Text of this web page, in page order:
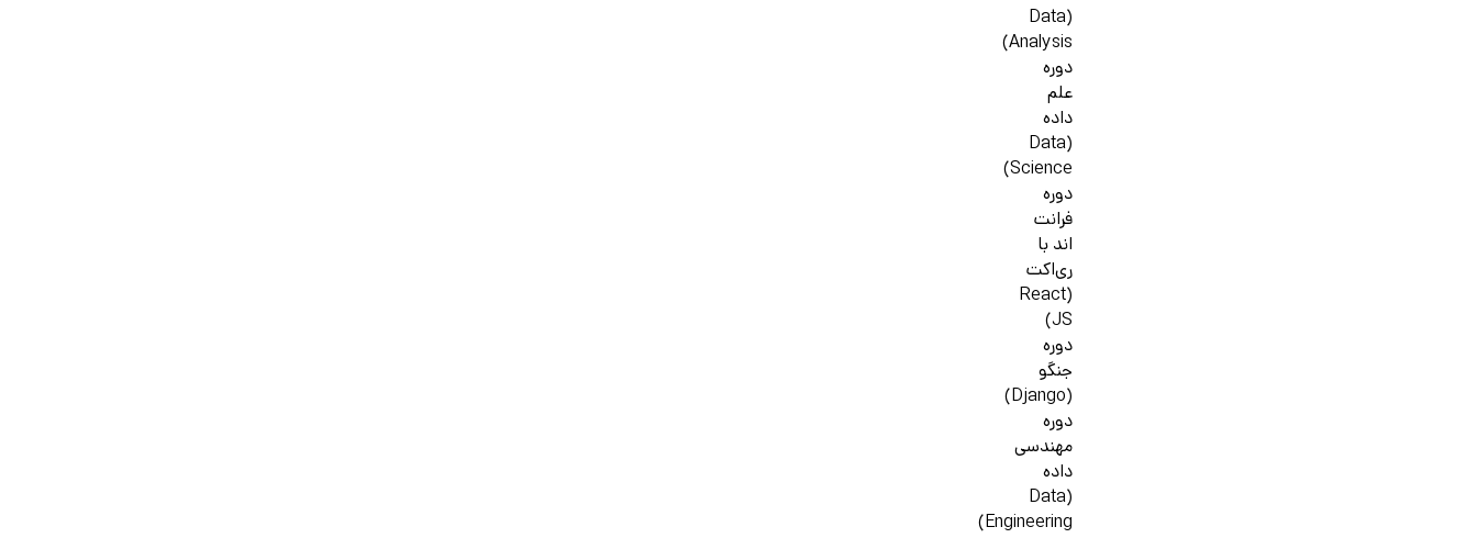
(Data
Analysis)
دوره
علم
داده
(Data
Science)
دوره
فرانت
اند با
ری‌اکت
(React
JS)
دوره
جنگو
(Django)
دوره
مهندسی
داده
(Data
Engineering)